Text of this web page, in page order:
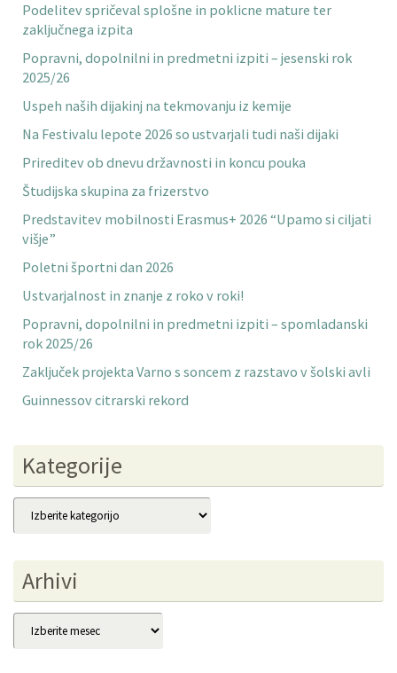
Podelitev spričeval splošne in poklicne mature ter
zaključnega izpita
Popravni, dopolnilni in predmetni izpiti – jesenski rok
2025/26
Uspeh naših dijakinj na tekmovanju iz kemije
Na Festivalu lepote 2026 so ustvarjali tudi naši dijaki
Prireditev ob dnevu državnosti in koncu pouka
Študijska skupina za frizerstvo
Predstavitev mobilnosti Erasmus+ 2026 “Upamo si ciljati
višje”
Poletni športni dan 2026
Ustvarjalnost in znanje z roko v roki!
Popravni, dopolnilni in predmetni izpiti – spomladanski
rok 2025/26
Zaključek projekta Varno s soncem z razstavo v šolski avli
Guinnessov citrarski rekord
Kategorije
Kategorije
Arhivi
Arhivi